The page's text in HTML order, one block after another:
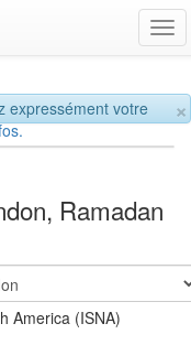
×
expressément votre
Ramadan
America (ISNA)